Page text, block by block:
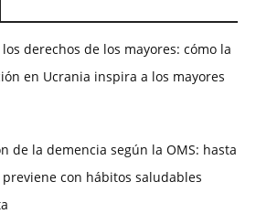
derechos de los mayores: cómo la
en Ucrania inspira a los mayores
de la demencia según la OMS: hasta
previene con hábitos saludables